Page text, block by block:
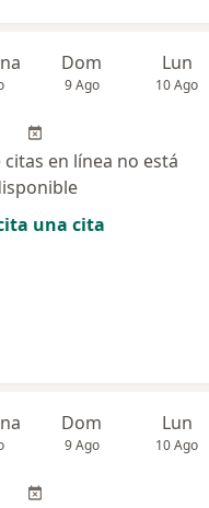
Dom
9 Ago
Lun
10 Ago
citas en línea no está
una cita
Dom
9 Ago
Lun
10 Ago